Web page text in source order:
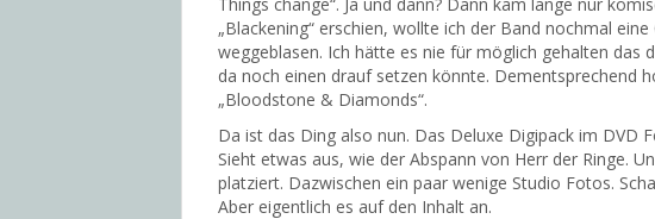
„Blackening“ erschien, wollte ich der Band nochmal
weggeblasen. Ich hätte es nie für möglich gehalten das
da noch einen drauf setzen könnte. Dementsprechend
„Bloodstone & Diamonds“.
Da ist das Ding also nun. Das Deluxe Digipack im DVD
Sieht etwas aus, wie der Abspann von Herr der Ringe.
platziert. Dazwischen ein paar wenige Studio Fotos.
Aber eigentlich es auf den Inhalt an.